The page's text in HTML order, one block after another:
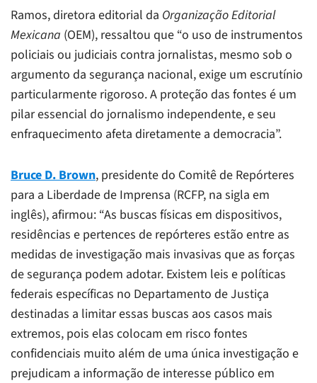
Ramos, diretora editorial da Organização Editorial
Mexicana (OEM), ressaltou que “o uso de instrumentos
policiais ou judiciais contra jornalistas, mesmo sob o
argumento da segurança nacional, exige um escrutínio
particularmente rigoroso. A proteção das fontes é um
pilar essencial do jornalismo independente, e seu
enfraquecimento afeta diretamente a democracia”.
Bruce D. Brown, presidente do Comitê de Repórteres
para a Liberdade de Imprensa (RCFP, na sigla em
inglês), afirmou: “As buscas físicas em dispositivos,
residências e pertences de repórteres estão entre as
medidas de investigação mais invasivas que as forças
de segurança podem adotar. Existem leis e políticas
federais específicas no Departamento de Justiça
destinadas a limitar essas buscas aos casos mais
extremos, pois elas colocam em risco fontes
confidenciais muito além de uma única investigação e
prejudicam a informação de interesse público em